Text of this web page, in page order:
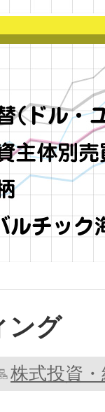
ング
株式投資